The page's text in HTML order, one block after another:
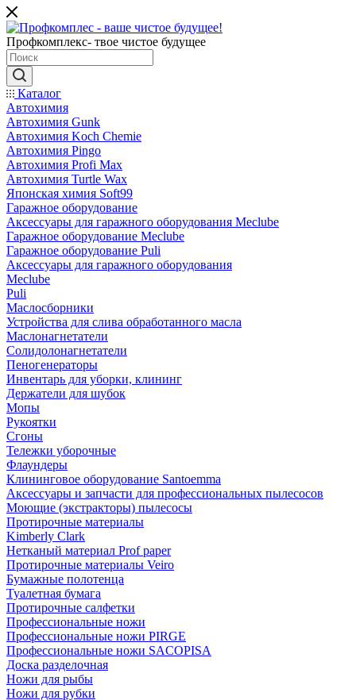
Профкомплекс- твое чистое будущее
Каталог
Автохимия
Автохимия Gunk
Автохимия Koch Chemie
Автохимия Pingo
Автохимия Profi Max
Автохимия Turtle Wax
Японская химия Soft99
Гаражное оборудование
Аксессуары для гаражного оборудования Meclube
Гаражное оборудование Meclube
Гаражное оборудование Puli
Аксессуары для гаражного оборудования
Meclube
Puli
Маслосборники
Устройства для слива обработанного масла
Маслонагнетатели
Солидолонагнетатели
Пеногенераторы
Инвентарь для уборки, клининг
Держатели для шубок
Мопы
Рукоятки
Сгоны
Тележки уборочные
Флаундеры
Клининговое оборудование Santoemma
Аксессуары и запчасти для профессиональных пылесосов
Моющие (экстракторы) пылесосы
Протирочные материалы
Kimberly Clark
Нетканый материал Prof paper
Протирочные материалы Veiro
Бумажные полотенца
Туалетная бумага
Протирочные салфетки
Профессиональные ножи
Профессиональные ножи PIRGE
Профессиональные ножи SACOPISA
Доска разделочная
Ножи для рыбы
Ножи для рубки